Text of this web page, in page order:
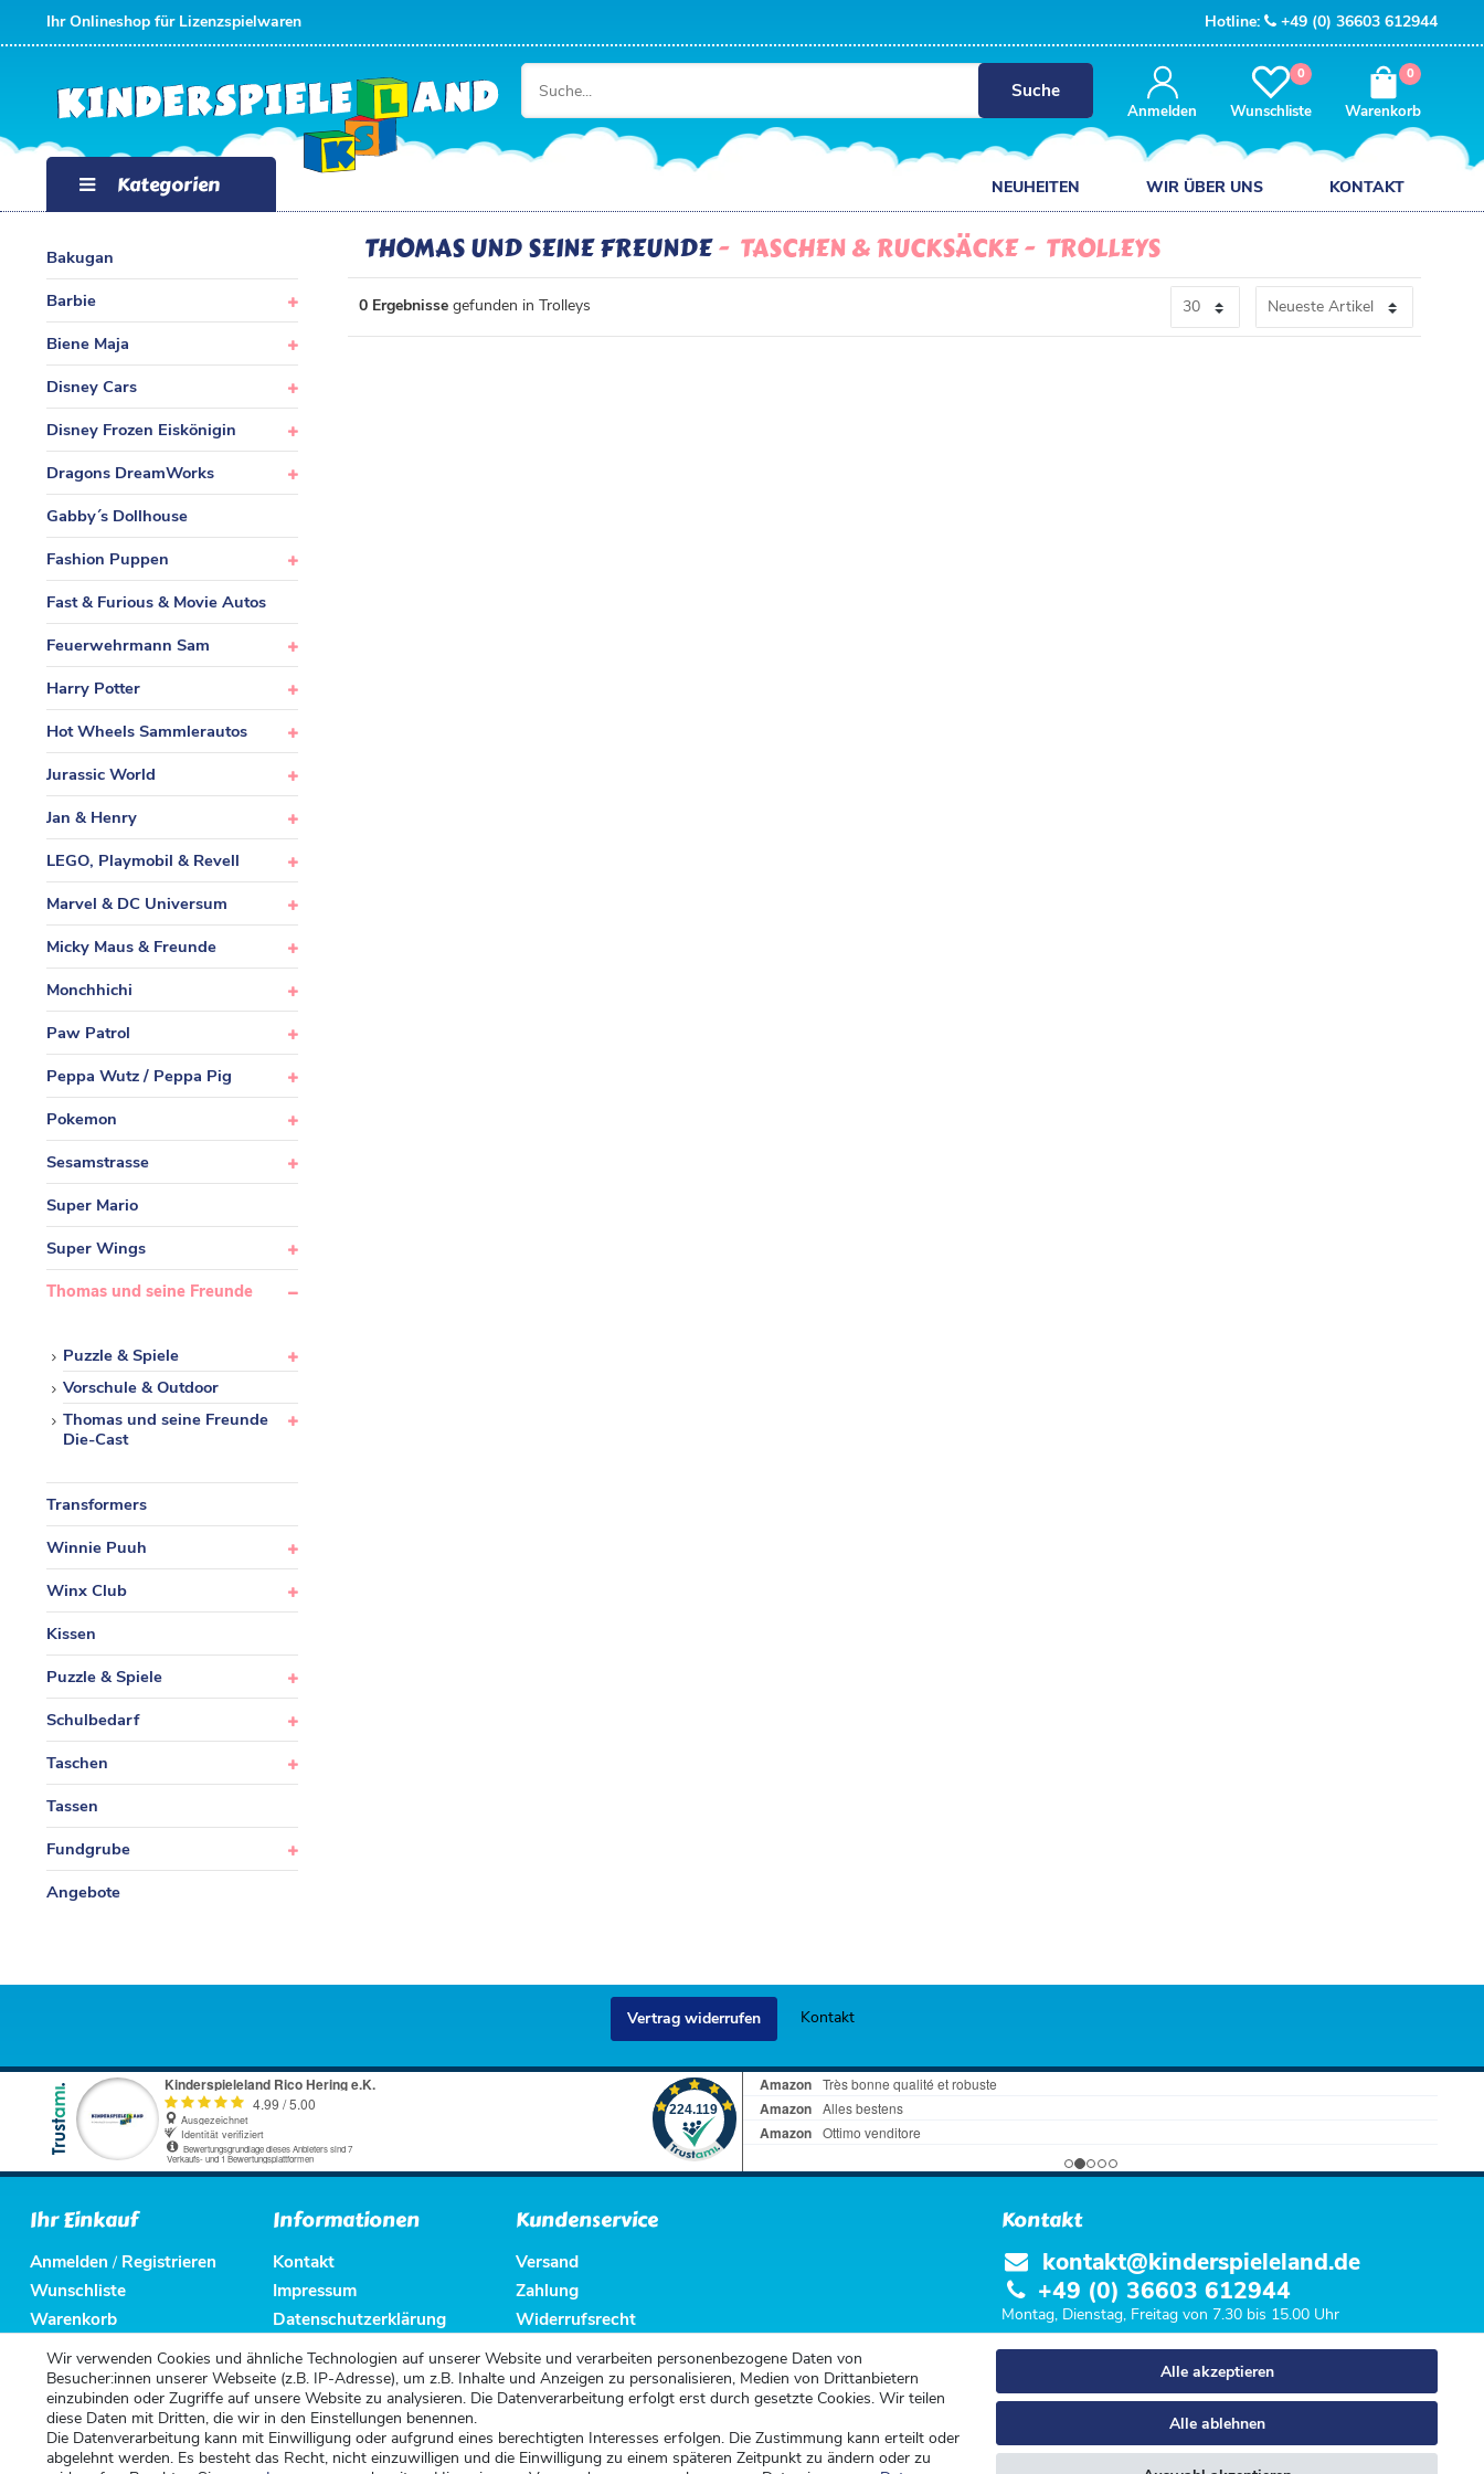
Ihr Onlineshop für Lizenzspielwaren Hotline: +49 (0) 36603 612944
Suche
Anmelden
0
Wunschliste
0
Warenkorb
Kategorien KONTAKT
WIR ÜBER UNS
NEUHEITEN
Bakugan
Barbie
Biene Maja
Disney Cars
Disney Frozen Eiskönigin
Dragons DreamWorks
Gabby´s Dollhouse
Fashion Puppen
Fast & Furious & Movie Autos
Feuerwehrmann Sam
Harry Potter
Hot Wheels Sammlerautos
Jurassic World
Jan & Henry
LEGO, Playmobil & Revell
Marvel & DC Universum
Micky Maus & Freunde
Monchhichi
Paw Patrol
Peppa Wutz / Peppa Pig
Pokemon
Sesamstrasse
Super Mario
Super Wings
Thomas und seine Freunde
Puzzle & Spiele
Vorschule & Outdoor
Thomas und seine Freunde
Die-Cast
Transformers
Winnie Puuh
Winx Club
Kissen
Puzzle & Spiele
Schulbedarf
Taschen
Tassen
Fundgrube
Angebote
THOMAS UND SEINE FREUNDE TASCHEN & RUCKSÄCKE TROLLEYS
0 Ergebnisse gefunden in Trolleys
Vertrag widerrufen Kontakt
Wir verwenden Cookies und ähnliche Technologien auf unserer Website und verarbeiten personenbezogene Daten von
Besucher:innen unserer Webseite (z.B. IP-Adresse), um z.B. Inhalte und Anzeigen zu personalisieren, Medien von Drittanbietern
einzubinden oder Zugriffe auf unsere Website zu analysieren. Die Datenverarbeitung erfolgt erst durch gesetzte Cookies. Wir teilen
diese Daten mit Dritten, die wir in den Einstellungen benennen.
Die Datenverarbeitung kann mit Einwilligung oder aufgrund eines berechtigten Interesses erfolgen. Die Zustimmung kann erteilt oder
abgelehnt werden. Es besteht das Recht, nicht einzuwilligen und die Einwilligung zu einem späteren Zeitpunkt zu ändern oder zu
Alle akzeptieren
Alle ablehnen
Ihr Einkauf
Anmelden / Registrieren
Wunschliste
Warenkorb
Kasse
Informationen
Kontakt
Impressum
Datenschutzerklärung
AGB
Altbatterieentsorgung
Kundenservice
Versand
Zahlung
Widerrufsrecht
Widerrufsformular
Kontakt
kontakt@kinderspieleland.de
+49 (0) 36603 612944
Montag, Dienstag, Freitag von 7.30 bis 15.00 Uhr
Anrufe aus dem dt. Festnetz zum Ortstarif, Preise aus dem Mobilfunknetz ggf.
abweichend (abhängig vom Provider).
FILTER